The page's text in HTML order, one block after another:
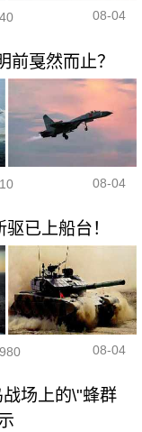
08-04
戛然而止？
08-04
已上船台！
08-04
场上的\"蜂群